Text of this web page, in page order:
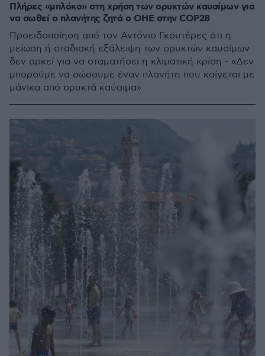
Πλήρες «μπλόκο» στη χρήση των ορυκτών καυσίμων για
να σωθεί ο πλανήτης ζητά ο ΟΗΕ στην COP28
Προειδοποίηση από τον Αντόνιο Γκουτέρες ότι η
μείωση ή σταδιακή εξάλειψη των ορυκτών καυσίμων
δεν αρκεί για να σταματήσει η κλιματική κρίση - «Δεν
μπορούμε να σώσουμε έναν πλανήτη που καίγεται με
μάνικα από ορυκτά καύσιμα»